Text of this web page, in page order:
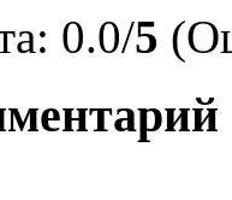
0.0/5